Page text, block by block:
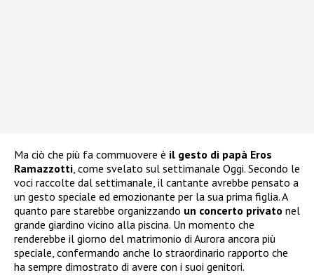
Ma ciò che più fa commuovere è il gesto di papà Eros
Ramazzotti , come svelato sul settimanale Oggi. Secondo le
voci raccolte dal settimanale, il cantante avrebbe pensato a
un gesto speciale ed emozionante per la sua prima figlia. A
quanto pare starebbe organizzando un concerto privato nel
grande giardino vicino alla piscina. Un momento che
renderebbe il giorno del matrimonio di Aurora ancora più
speciale, confermando anche lo straordinario rapporto che
ha sempre dimostrato di avere con i suoi genitori.